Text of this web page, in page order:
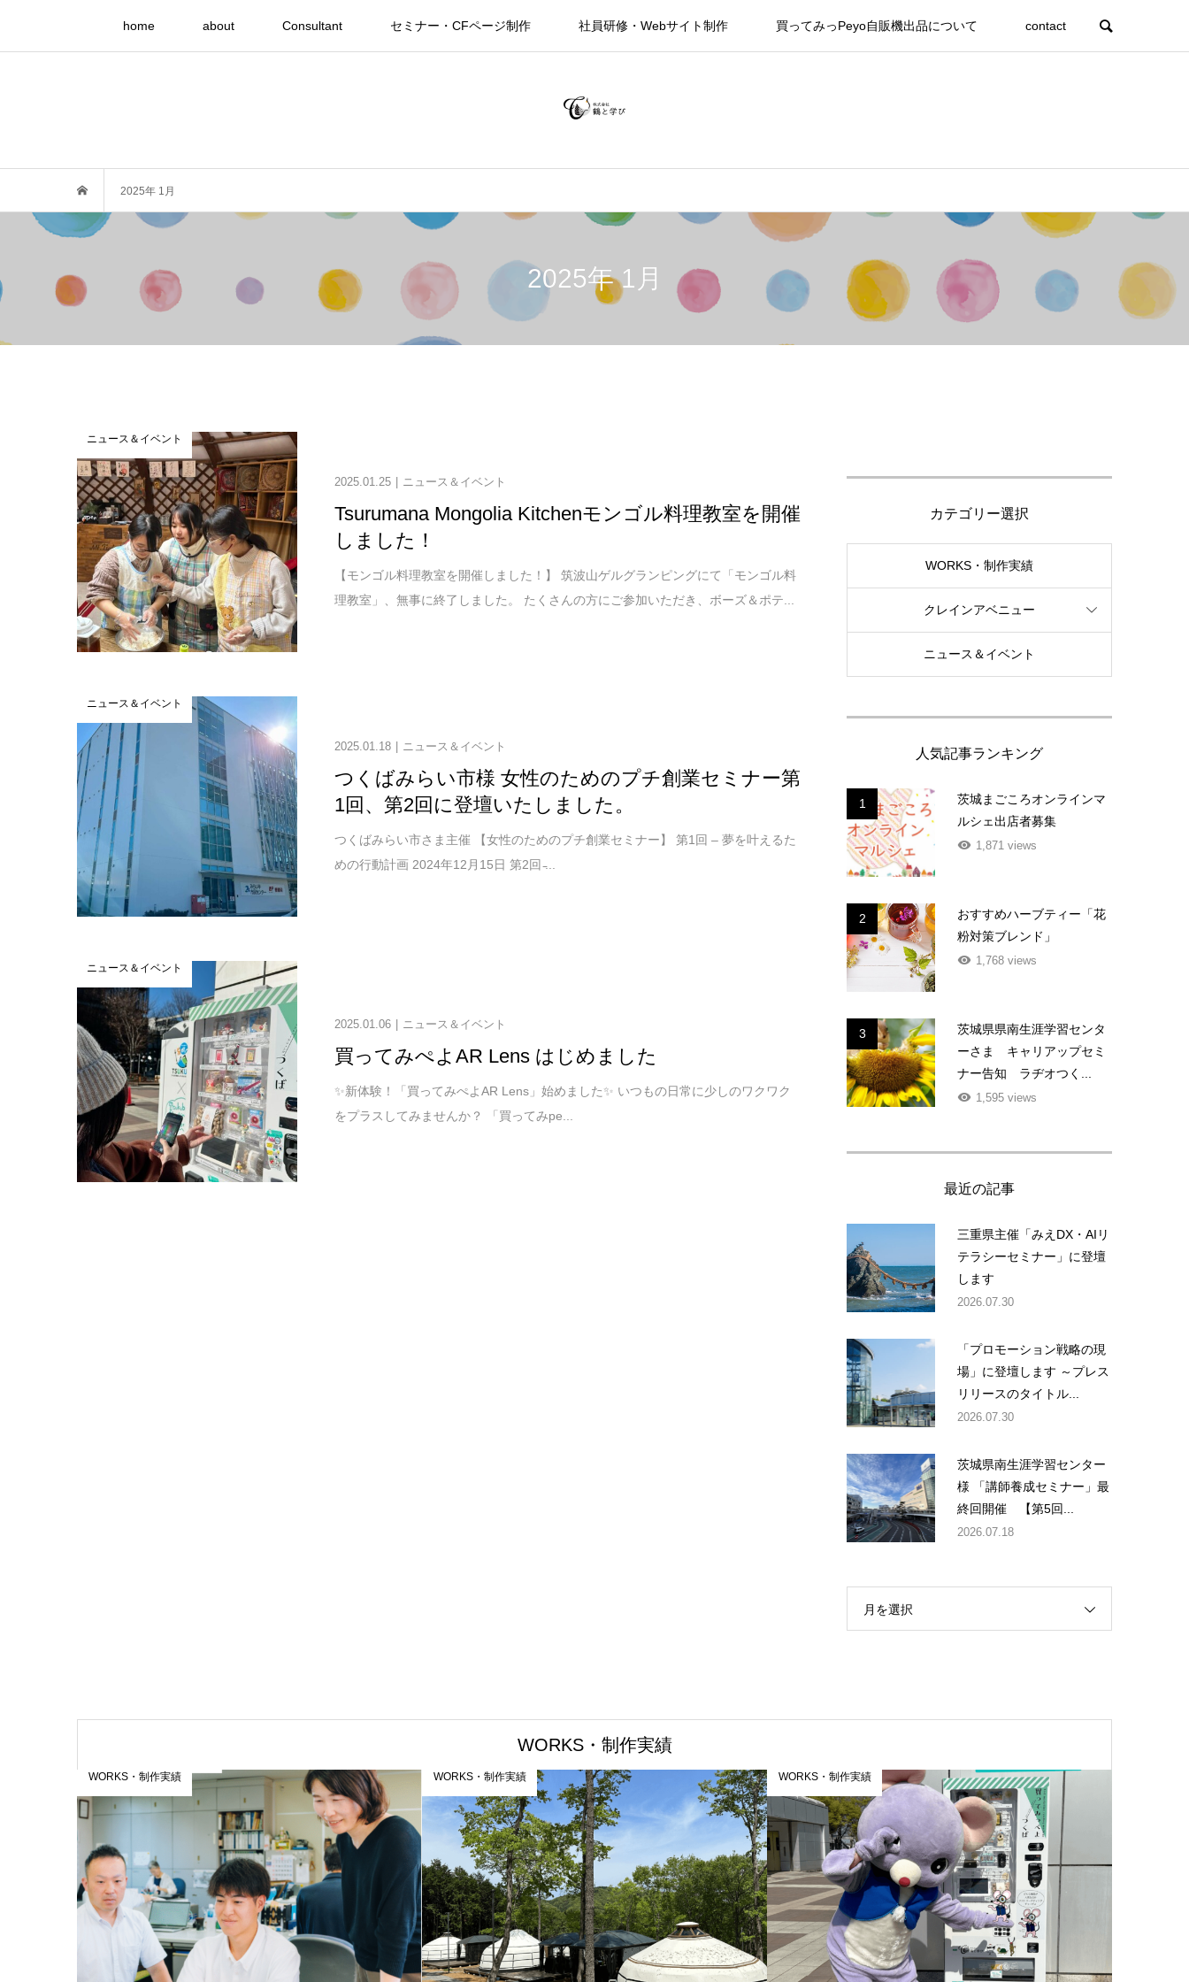
home about Consultant セミナー・CFページ制作 社員研修・Webサイト制作 買ってみっPeyo自販機出品について contact
2025年 1月
2025年 1月
ニュース＆イベント
2025.01.25 ニュース＆イベント
Tsurumana Mongolia Kitchenモンゴル料理教室を開催
しました！
【モンゴル料理教室を開催しました！】 筑波山ゲルグランピングにて「モンゴル料
理教室」、無事に終了しました。 たくさんの方にご参加いただき、ボーズ＆ポテ...
ニュース＆イベント
2025.01.18 ニュース＆イベント
つくばみらい市様 女性のためのプチ創業セミナー第
1回、第2回に登壇いたしました。
つくばみらい市さま主催 【女性のためのプチ創業セミナー】 第1回 – 夢を叶えるた
めの行動計画 2024年12月15日 第2回 ̵...
ニュース＆イベント
2025.01.06 ニュース＆イベント
買ってみぺよAR Lens はじめました
✨新体験！「買ってみぺよAR Lens」始めました✨ いつもの日常に少しのワクワク
をプラスしてみませんか？ 「買ってみpe...
カテゴリー選択
WORKS・制作実績
クレインアベニュー
ニュース＆イベント
人気記事ランキング
1
茨城まごころオンラインマ
ルシェ出店者募集
1,871 views
2
おすすめハーブティー「花
粉対策ブレンド」
1,768 views
3
茨城県県南生涯学習センタ
ーさま キャリアップセミ
ナー告知 ラヂオつく...
1,595 views
最近の記事
三重県主催「みえDX・AIリ
テラシーセミナー」に登壇
します
2026.07.30
「プロモーション戦略の現
場」に登壇します ～プレス
リリースのタイトル...
2026.07.30
茨城県南生涯学習センター
様 「講師養成セミナー」最
終回開催 【第5回...
2026.07.18
月を選択
WORKS・制作実績
WORKS・制作実績 WORKS・制作実績 WORKS・制作実績